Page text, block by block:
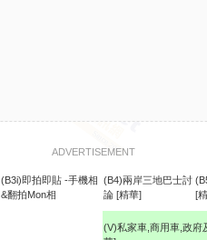
ADVERTISEMENT
(B3i)即拍即貼 -手機相
&翻拍Mon相
(B4)兩岸三地巴士討
論 [精華]
[
(V)私家車,商用車,政府